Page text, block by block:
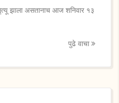
झाला असतानाच आज शनिवार १३
पुढे वाचा